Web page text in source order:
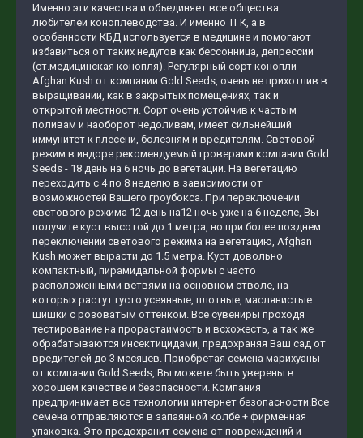
Именно эти качества и объединяет все общества
любителей коноплеводства. И именно ТГК, а в
особенности КБД используется в медицине и помогают
избавиться от таких недугов как бессонница, депрессии
(ст.медицинская конопля). Регулярный сорт конопли
Afghan Kush от компании Gold Seeds, очень не прихотлив в
выращивании, как в закрытых помещениях, так и
открытой местности. Сорт очень устойчив к частым
поливам и наоборот недоливам, имеет сильнейший
иммунитет к плесени, болезням и вредителям. Световой
режим в индоре рекомендуемый гроверами компании Gold
Seeds - 18 день на 6 ночь до вегетации. На вегетацию
переходить с 4 по 8 неделю в зависимости от
возможностей Вашего гроубокса. При переключении
светового режима 12 день на12 ночь уже на 6 неделе, Вы
получите куст высотой до 1 метра, но при более позднем
переключении светового режима на вегетацию, Afghan
Kush может вырасти до 1.5 метра. Куст довольно
компактный, пирамидальной формы с часто
расположенными ветвями на основном стволе, на
которых растут густо усеянные, плотные, маслянистые
шишки с розоватым оттенком. Все сувениры проходя
тестирование на прорастаимость и всхожесть, а так же
обрабатываются инсектицидами, предохраняя Ваш сад от
вредителей до 3 месяцев. Приобретая семена марихуаны
от компании Gold Seeds, Вы можете быть уверены в
хорошем качестве и безопасности. Компания
предпринимает все технологии интернет безопасности.Все
семена отправляются в запаянной колбе + фирменная
упаковка. Это предохранит семена от повреждений и